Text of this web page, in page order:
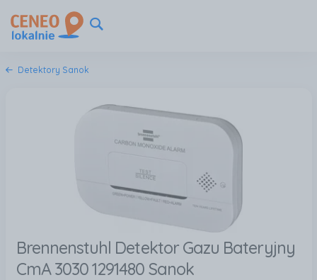
Detektory Sanok
Brennenstuhl Detektor Gazu Bateryjny
CmA 3030 1291480 Sanok